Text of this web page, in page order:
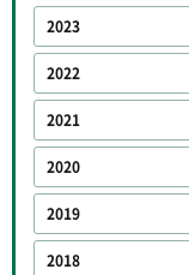
2023
2022
2021
2020
2019
2018